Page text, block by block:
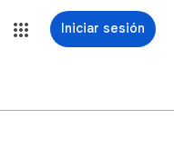
Iniciar sesión